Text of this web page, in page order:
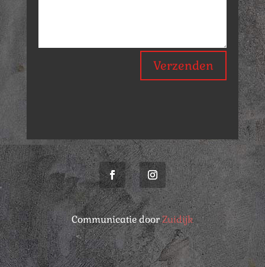
Verzenden
Communicatie doorZuidijk